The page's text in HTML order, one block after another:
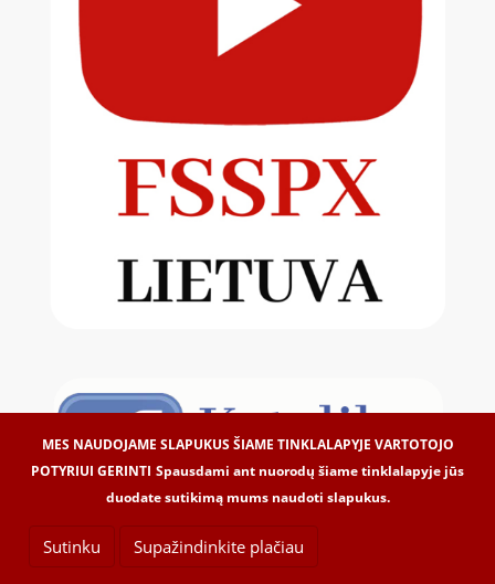
MES NAUDOJAME SLAPUKUS ŠIAME TINKLALAPYJE VARTOTOJO
POTYRIUI GERINTI Spausdami ant nuorodų šiame tinklalapyje jūs
duodate sutikimą mums naudoti slapukus.
Sutinku Supažindinkite plačiau